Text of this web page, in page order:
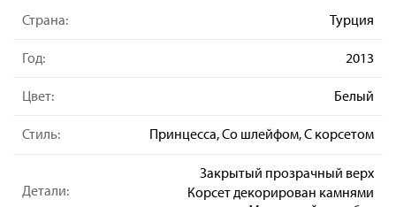
Страна: Турция
Год: 2013
Цвет: Белый
Стиль: Принцесса, Со шлейфом, С корсетом
Детали:
Закрытый прозрачный верх
Корсет декорирован камнями